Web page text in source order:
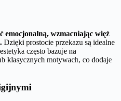
emocjonalną, wzmacniając więź
Dzięki prostocie przekazu są idealne
często bazuje na
klasycznych motywach, co dodaje